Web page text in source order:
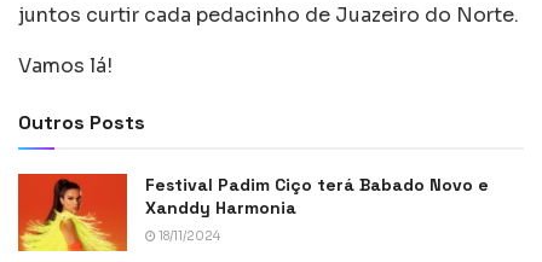
juntos curtir cada pedacinho de Juazeiro do Norte.
Vamos lá!
Outros Posts
Festival Padim Ciço terá Babado Novo e
Xanddy Harmonia
18/11/2024